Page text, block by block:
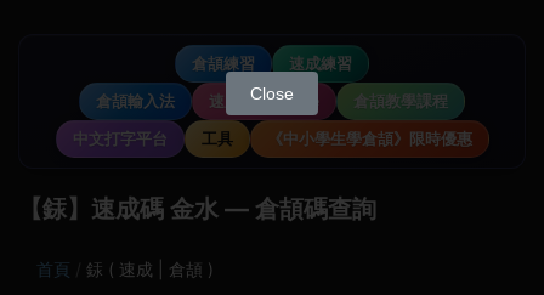
倉頡練習
速成練習
倉頡輸入法
速成輸入法教學
倉頡教學課程
中文打字平台
工具 《中小學生學倉頡》限時優惠
【銾】速成碼 金水 — 倉頡碼查詢
首頁 銾 ( 速成 | 倉頡 )
Close